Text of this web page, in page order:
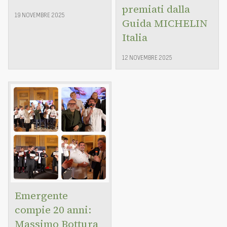
19 NOVEMBRE 2025
premiati dalla
Guida MICHELIN
Italia
12 NOVEMBRE 2025
Emergente
compie 20 anni:
Massimo Bottura